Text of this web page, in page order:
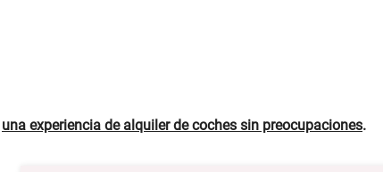
una experiencia de alquiler de coches sin preocupaciones.